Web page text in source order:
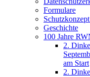
Formulare
Geschichte
100 Jahre
2.
am Start
2.